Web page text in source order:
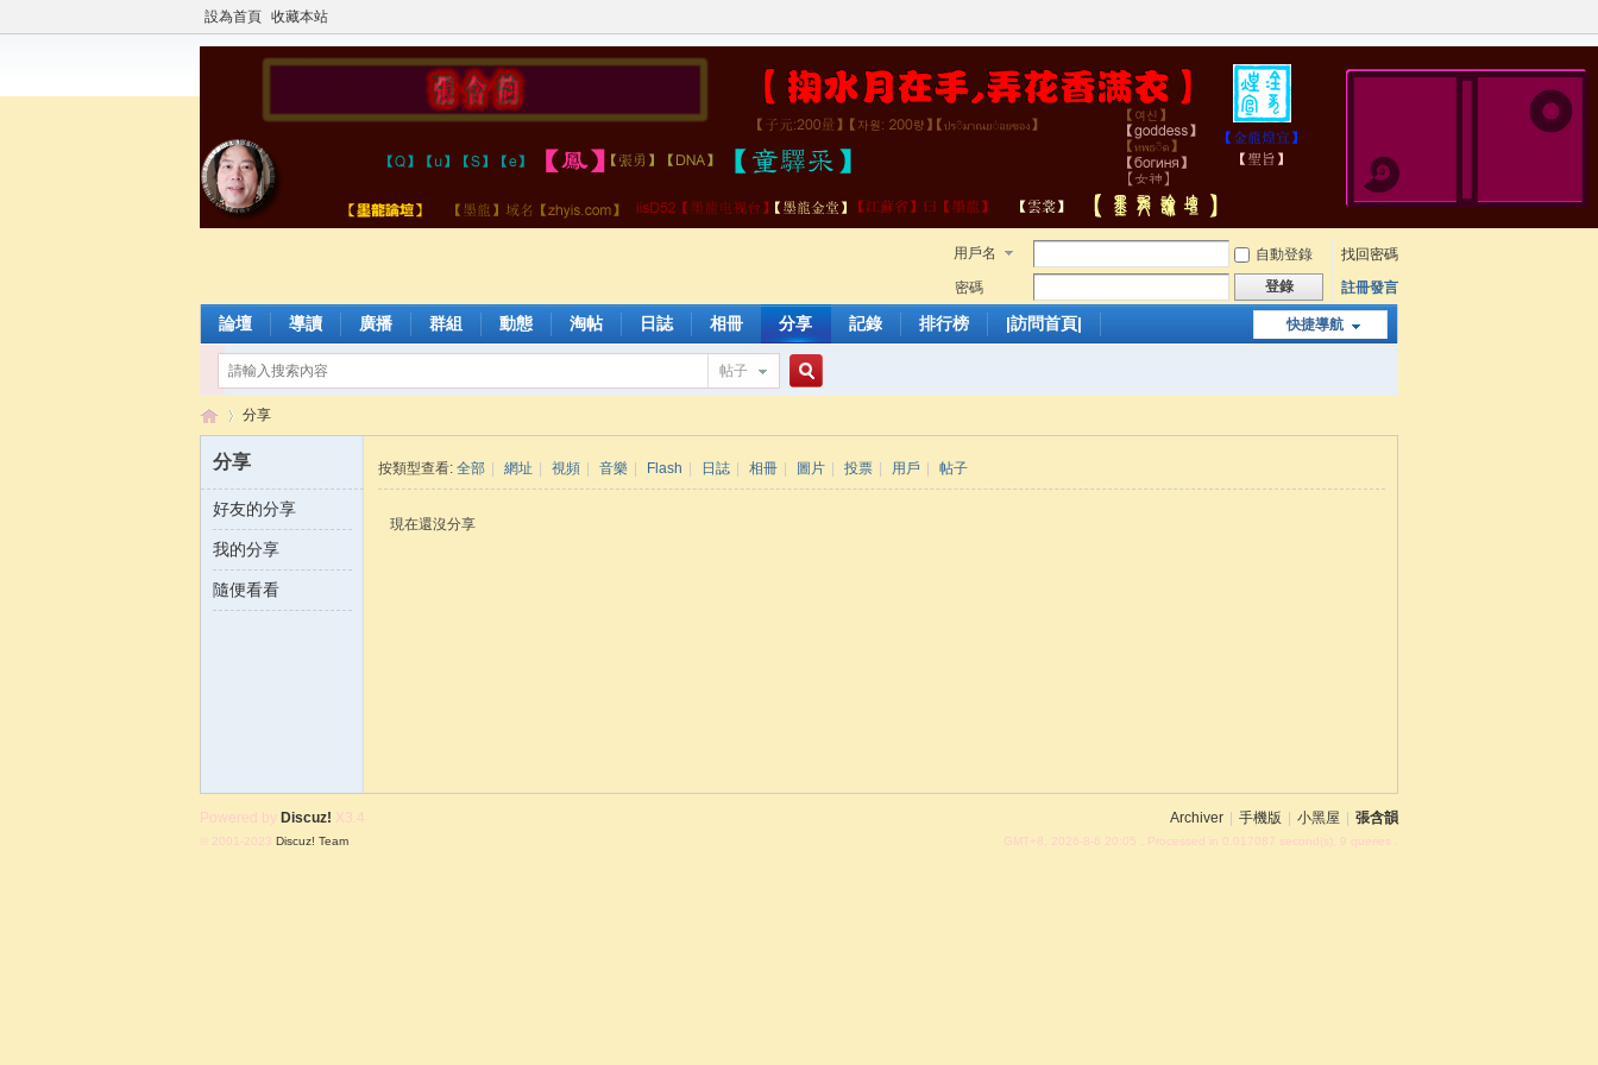
設為首頁 收藏本站
用戶名 自動登錄
找回密碼
密碼
登錄 註冊發言
快捷導航
論壇 導讀 廣播 群組 動態 淘帖 日誌 相冊 分享 記錄 排行榜 |訪問首頁|
帖子
張 ›
分享
分享
好友的分享
我的分享
隨便看看
按類型查看: 全部 網址 視頻 音樂 Flash 日誌 相冊 圖片 投票 用戶 帖子
現在還沒分享
Archiver 手機版 小黑屋 張含韻
GMT+8, 2026-8-6 20:05 , Processed in 0.017087 second(s), 9 queries .
Powered by Discuz! X3.4
© 2001-2023 Discuz! Team